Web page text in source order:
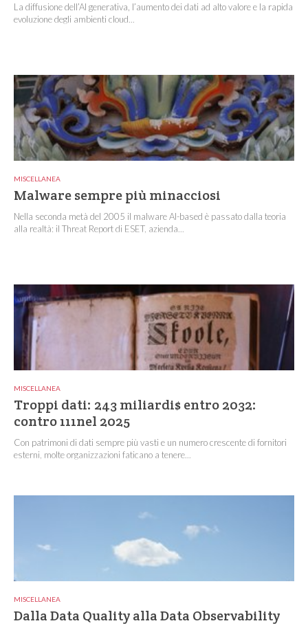
La diffusione dell’AI generativa, l’aumento dei dati ad alto valore e la rapida
evoluzione degli ambienti cloud...
MISCELLANEA
Malware sempre più minacciosi
Nella seconda metà del 2005 il malware AI-based è passato dalla teoria
alla realtà: il Threat Report di ESET, azienda...
MISCELLANEA
Troppi dati: 243 miliardi$ entro 2032:
contro 111nel 2025
Con patrimoni di dati sempre più vasti e un numero crescente di fornitori
esterni, molte organizzazioni faticano a tenere...
MISCELLANEA
Dalla Data Quality alla Data Observability